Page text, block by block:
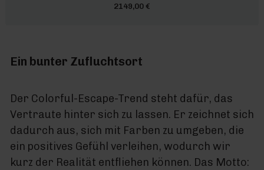
2149,00 €
Ein bunter Zufluchtsort
Der Colorful-Escape-Trend steht dafür, das
Vertraute hinter sich zu lassen. Er zeichnet sich
dadurch aus, sich mit Farben zu umgeben, die
ein positives Gefühl verleihen, wodurch wir
kurz der Realität entfliehen können. Das Motto: